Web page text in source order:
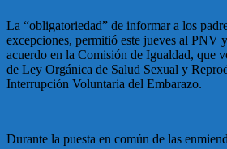
La “obligatoriedad” de informar a los
excepciones, permitió este jueves al PNV
acuerdo en la Comisión de Igualdad, que
de Ley Orgánica de Salud Sexual y
Interrupción Voluntaria del Embarazo.
Durante la puesta en común de las